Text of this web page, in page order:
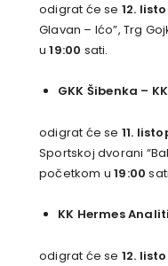
odigrat će se 12.
Glavan – Ićo”, Trg
u19:00 sati.
GKK Šibenka –
odigrat će se 11.
Sportskoj dvorani
početkom u19:00
KK Hermes
odigrat će se 12.